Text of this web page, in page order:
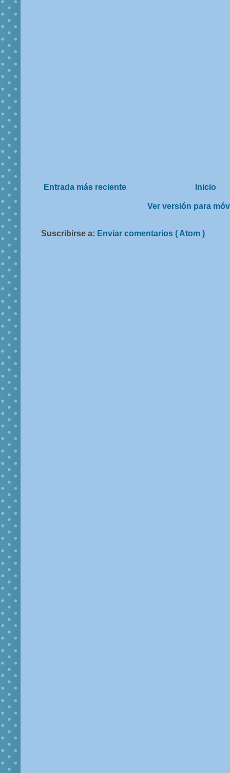
Entrada más reciente Inicio
Ver versión para
Suscribirse a: Enviar comentarios ( Atom )